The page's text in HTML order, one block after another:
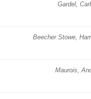
Gardel,
Beecher Stowe,
Maurois,